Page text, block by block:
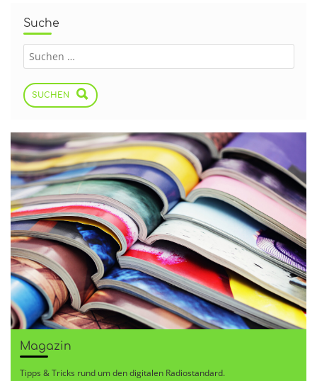
Suche
SUCHEN
Magazin
Tipps & Tricks rund um den digitalen Radiostandard.